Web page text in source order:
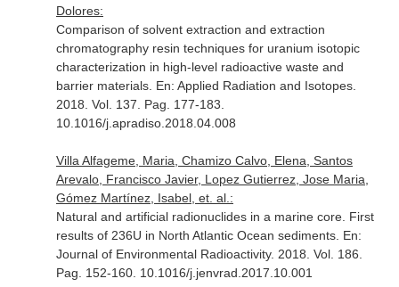
Dolores:
Comparison of solvent extraction and extraction
chromatography resin techniques for uranium isotopic
characterization in high-level radioactive waste and
barrier materials. En: Applied Radiation and Isotopes.
2018. Vol. 137. Pag. 177-183.
10.1016/j.apradiso.2018.04.008
Villa Alfageme, Maria, Chamizo Calvo, Elena, Santos
Arevalo, Francisco Javier, Lopez Gutierrez, Jose Maria,
Gómez Martínez, Isabel, et. al.:
Natural and artificial radionuclides in a marine core. First
results of 236U in North Atlantic Ocean sediments. En:
Journal of Environmental Radioactivity. 2018. Vol. 186.
Pag. 152-160. 10.1016/j.jenvrad.2017.10.001